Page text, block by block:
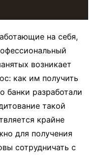
на себя,
возникает
как им получить
банки разработали
такой
крайне
для получения
сотрудничать с